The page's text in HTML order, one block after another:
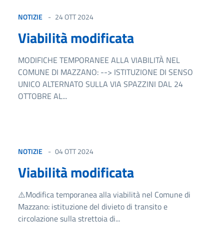
NOTIZIE 24 OTT 2024
Viabilità modificata
MODIFICHE TEMPORANEE ALLA VIABILITÀ NEL
COMUNE DI MAZZANO: --> ISTITUZIONE DI SENSO
UNICO ALTERNATO SULLA VIA SPAZZINI DAL 24
OTTOBRE AL...
NOTIZIE 04 OTT 2024
Viabilità modificata
⚠️Modifica temporanea alla viabilità nel Comune di
Mazzano: istituzione del divieto di transito e
circolazione sulla strettoia di...